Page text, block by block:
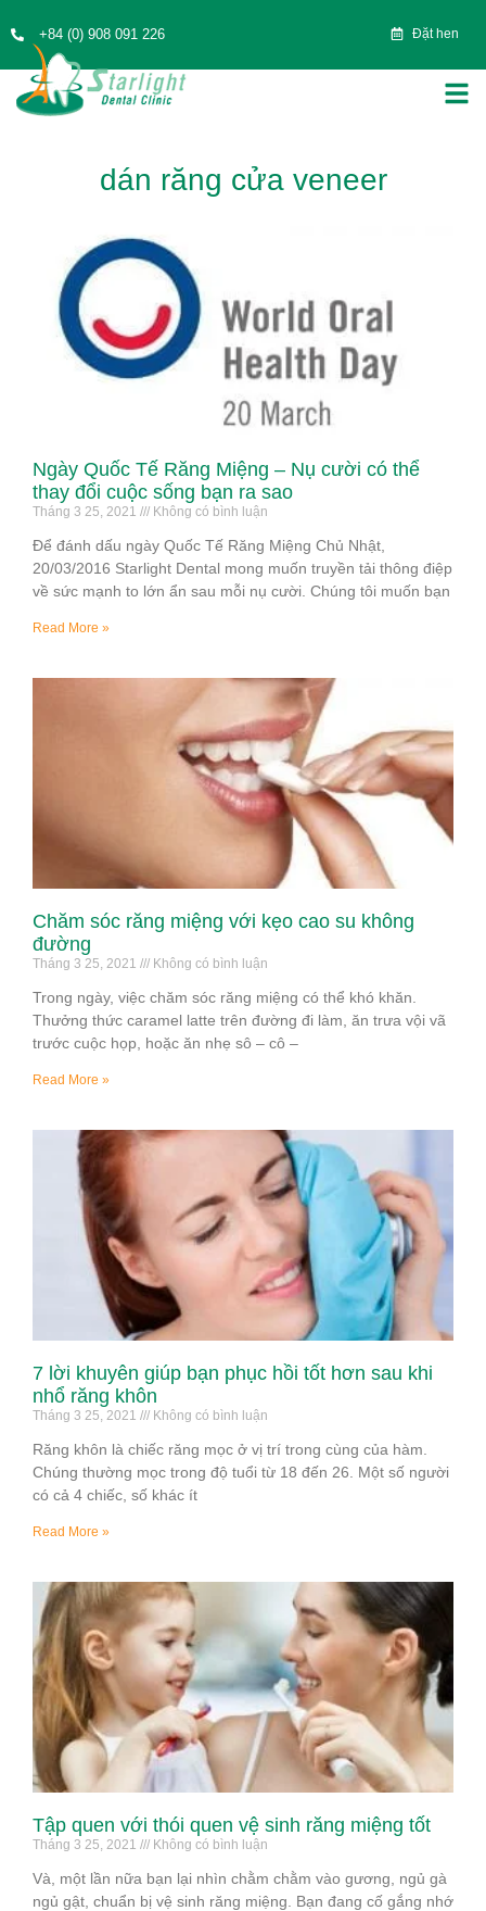
+84 (0) 908 091 226 Đặt hen
dán răng cửa veneer
Ngày Quốc Tế Răng Miệng – Nụ cười có thể
thay đổi cuộc sống bạn ra sao
Tháng 3 25, 2021 Không có bình luận
Để đánh dấu ngày Quốc Tế Răng Miệng Chủ Nhật,
20/03/2016 Starlight Dental mong muốn truyền tải thông điệp
về sức mạnh to lớn ẩn sau mỗi nụ cười. Chúng tôi muốn bạn
Read More »
Chăm sóc răng miệng với kẹo cao su không
đường
Tháng 3 25, 2021 Không có bình luận
Trong ngày, việc chăm sóc răng miệng có thể khó khăn.
Thưởng thức caramel latte trên đường đi làm, ăn trưa vội vã
trước cuộc họp, hoặc ăn nhẹ sô – cô –
Read More »
7 lời khuyên giúp bạn phục hồi tốt hơn sau khi
nhổ răng khôn
Tháng 3 25, 2021 Không có bình luận
Răng khôn là chiếc răng mọc ở vị trí trong cùng của hàm.
Chúng thường mọc trong độ tuổi từ 18 đến 26. Một số người
có cả 4 chiếc, số khác ít
Read More »
Tập quen với thói quen vệ sinh răng miệng tốt
Tháng 3 25, 2021 Không có bình luận
Và, một lần nữa bạn lại nhìn chằm chằm vào gương, ngủ gà
ngủ gật, chuẩn bị vệ sinh răng miệng. Bạn đang cố gắng nhớ